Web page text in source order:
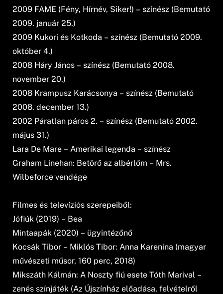
2009 FAME (Fény, Hírnév, Siker!) – színész (Bemutató
2009. január 25.)
2009 Kukori és Kotkoda – színész (Bemutató 2009.
október 4.)
2008 Háry János – színész (Bemutató 2008.
november 20.)
2008 Krampusz Karácsonya – színész (Bemutató
2008. december 13.)
2002 Páratlan páros 2. – színész (Bemutató 2002.
május 31.)
Lara De Mare – Amerikai legenda – színész
Graham Linehan: Betörő az albérlőm – Mrs.
Wilbeforce vendége
Filmes és televíziós szerepeiből:
Jófiúk (2019) – Bea
Mintaapák (2020) – ügyintézőnő
Kocsák Tibor – Miklós Tibor: Anna Karenina (magyar
művészeti műsor, 160 perc, 2018)
Mikszáth Kálmán: A Noszty fiú esete Tóth Marival –
zenés színjáték (Az Újszínház előadása, felvételről